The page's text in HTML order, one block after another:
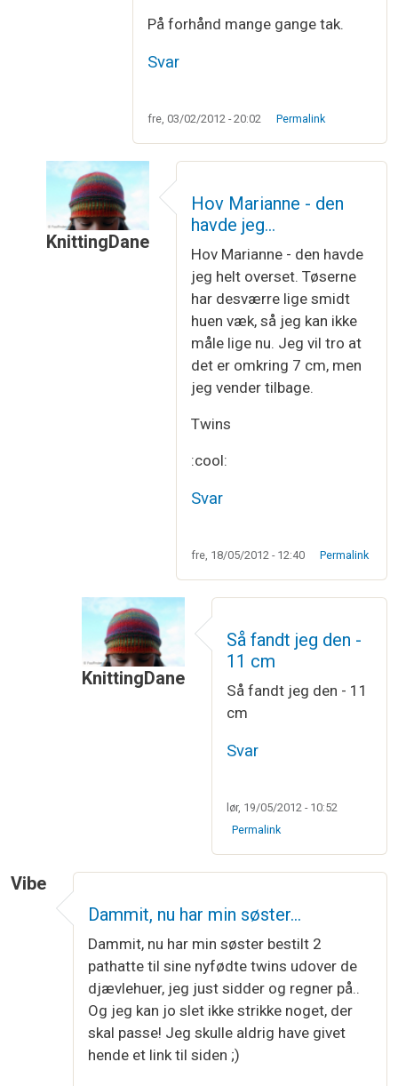
På forhånd mange gange tak.
Svar
fre, 03/02/2012 - 20:02 Permalink
KnittingDane
Hej IreneafMarianne Voldsgaard
Hov Marianne - den
havde jeg…
Hov Marianne - den havde
jeg helt overset. Tøserne
har desværre lige smidt
huen væk, så jeg kan ikke
måle lige nu. Jeg vil tro at
det er omkring 7 cm, men
jeg vender tilbage.
Twins
:cool:
Svar
fre, 18/05/2012 - 12:40 Permalink
KnittingDane
Hov Marianne - den havde jeg…
Så fandt jeg den -
11 cm
Så fandt jeg den - 11
cm
Svar
lør, 19/05/2012 - 10:52
Permalink
Vibe
Dammit, nu har min søster…
Dammit, nu har min søster bestilt 2
pathatte til sine nyfødte twins udover de
djævlehuer, jeg just sidder og regner på..
Og jeg kan jo slet ikke strikke noget, der
skal passe! Jeg skulle aldrig have givet
hende et link til siden ;)